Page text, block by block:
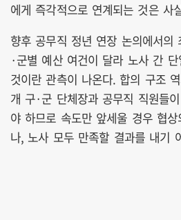
에게 즉각적으로 연계되는 것은 사
향후 공무직 정년 연장 논의에서의
·군별 예산 여건이 달라 노사 간
것이란 관측이 나온다. 합의 구조
개 구·군 단체장과 공무직 직원들
야 하므로 속도만 앞세울 경우 협
나, 노사 모두 만족할 결과를 내기